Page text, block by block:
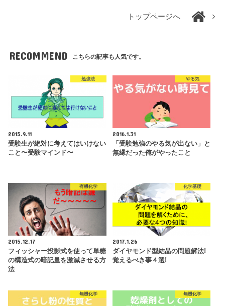
トップページへ
RECOMMEND こちらの記事も人気です。
勉強法
2015.9.11
受験生が絶対に考えてはいけない
こと〜受験マインド〜
やる気
2016.1.31
「受験勉強のやる気が出ない」と
無縁だった俺がやったこと
有機化学
2015.12.17
フィッシャー投影式を使って単糖
の構造式の暗記量を激減させる方
法
化学基礎
2017.1.26
ダイヤモンド型結晶の問題解法!
覚えるべき事４選!
無機化学 無機化学